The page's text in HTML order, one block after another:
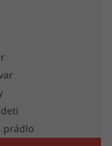
prádlo